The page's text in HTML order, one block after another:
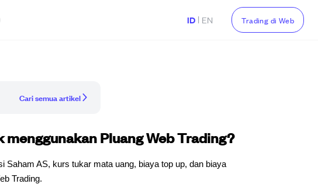
ID | EN Trading di Web
Cari semua artikel
Pluang Web Trading?
Saham AS, kurs tukar mata uang, biaya top up, dan biaya
Trading.